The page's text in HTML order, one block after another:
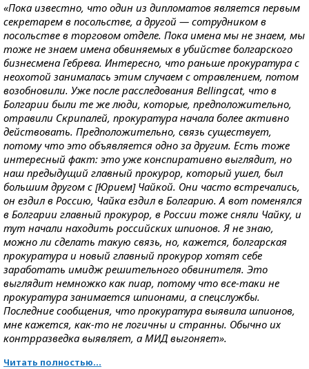
«Пока известно, что один из дипломатов является первым
секретарем в посольстве, а другой — сотрудником в
посольстве в торговом отделе. Пока имена мы не знаем, мы
тоже не знаем имена обвиняемых в убийстве болгарского
бизнесмена Гебрева. Интересно, что раньше прокуратура с
неохотой занималась этим случаем с отравлением, потом
возобновили. Уже после расследования Bellingcat, что в
Болгарии были те же люди, которые, предположительно,
отравили Скрипалей, прокуратура начала более активно
действовать. Предположительно, связь существует,
потому что это объявляется одно за другим. Есть тоже
интересный факт: это уже конспиративно выглядит, но
наш предыдущий главный прокурор, который ушел, был
большим другом с [Юрием] Чайкой. Они часто встречались,
он ездил в Россию, Чайка ездил в Болгарию. А вот поменялся
в Болгарии главный прокурор, в России тоже сняли Чайку, и
тут начали находить российских шпионов. Я не знаю,
можно ли сделать такую связь, но, кажется, болгарская
прокуратура и новый главный прокурор хотят себе
заработать имидж решительного обвинителя. Это
выглядит немножко как пиар, потому что все-таки не
прокуратура занимается шпионами, а спецслужбы.
Последние сообщения, что прокуратура выявила шпионов,
мне кажется, как-то не логичны и странны. Обычно их
контрразведка выявляет, а МИД выгоняет».
Читать полностью...